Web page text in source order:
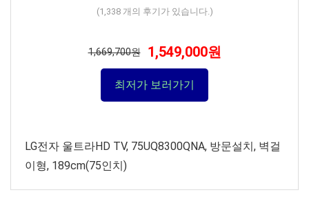
(1,338개의 후기가 있습니다.)
1,669,700원 1,549,000원
최저가 보러가기
LG전자 울트라HD TV, 75UQ8300QNA, 방문설치, 벽걸
이형, 189cm(75인치)